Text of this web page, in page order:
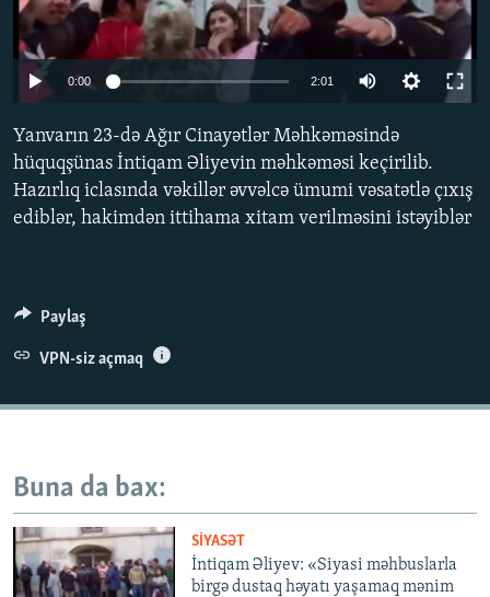
İNFOQRAFIKA
KARIKATURA
AZƏRBAYCAN ƏDƏBIYYATI KITABXANASI
İSLAM VƏ DEMOKRATIYA
İZ - MƏDƏNIYYƏT PROQRAMI
MISSIYAMIZ
PEŞƏ ETIKASI VƏ JURNALISTIKA STANDARTLARIMIZ
MATERIALLARIMIZDAN ISTIFADƏ
AZADLIQRADIOSU MOBIL TELEFONUNUZDA
BIZIMLƏ ƏLAQƏ
XƏBƏR BÜLLETENLƏRIMIZ
BIZI IZLƏ
RFE/RL-in bütün saytları
0:00 2:01
Yanvarın 23-də Ağır Cinayətlər Məhkəməsində
hüquqşünas İntiqam Əliyevin məhkəməsi keçirilib.
Hazırlıq iclasında vəkillər əvvəlcə ümumi vəsatətlə çıxış
ediblər, hakimdən ittihama xitam verilməsini istəyiblər
Paylaş
VPN-siz açmaq
Buna da bax:
SIYASƏT
İntiqam Əliyev: «Siyasi məhbuslarla
birgə dustaq həyatı yaşamaq mənim